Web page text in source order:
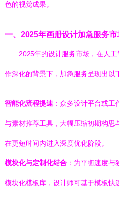
色的视觉成果。
一、2025年画册设计加急服务市
2025年的设计服务市场，在人
作深化的背景下，加急服务呈现出以
智能化流程提速 ：众多设计平台或
与素材推荐工具，大幅压缩初期构思
在更短时间内进入深度优化阶段。
模块化与定制化结合 ：为平衡速度
模块化模板库，设计师可基于模板快